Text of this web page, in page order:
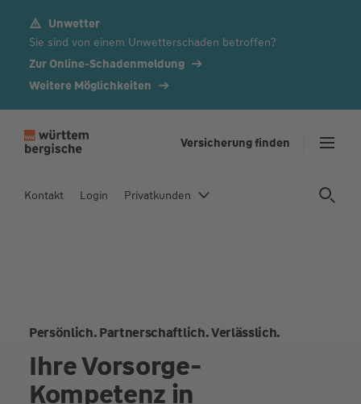
Unwetter
Sie sind von einem Unwetterschaden betroffen?
Zur Online-Schadenmeldung
Weitere Möglichkeiten
ri
Versicherung finden
Kontakt Login Privatkunden
Persönlich. Partnerschaftlich. Verlässlich.
Ihre Vorsorge-
Kompetenz in